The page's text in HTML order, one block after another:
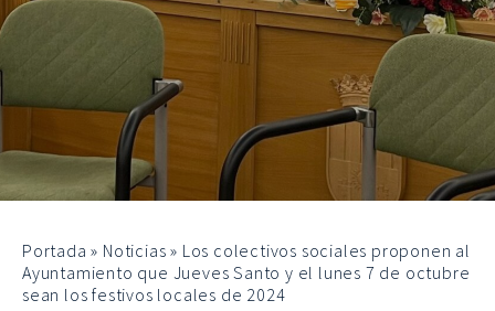
Portada » Noticias » Los colectivos sociales proponen al
Ayuntamiento que Jueves Santo y el lunes 7 de octubre
sean los festivos locales de 2024